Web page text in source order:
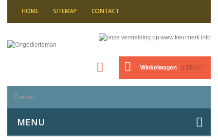
HOME SITEMAP CONTACT
Winkelwagen (LEEG)
MENU